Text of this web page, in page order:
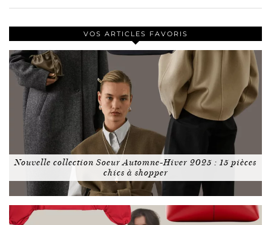
VOS ARTICLES FAVORIS
Nouvelle collection Soeur Automne-Hiver 2025 : 15 pièces
chics à shopper